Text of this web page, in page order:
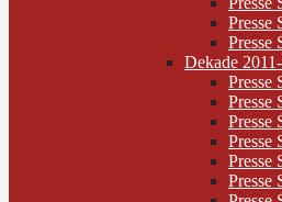
Presse
Presse
Dekade
Presse
Presse
Presse
Presse
Presse
Presse